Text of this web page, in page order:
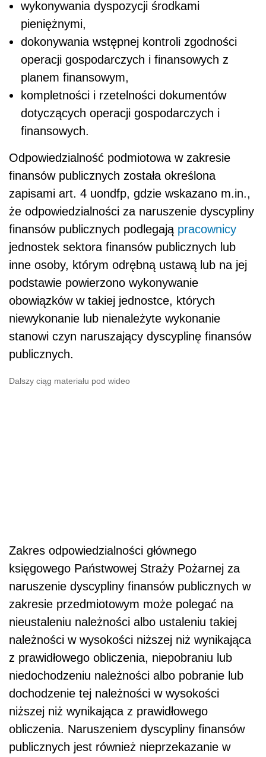
wykonywania dyspozycji środkami
pieniężnymi,
dokonywania wstępnej kontroli zgodności
operacji gospodarczych i finansowych z
planem finansowym,
kompletności i rzetelności dokumentów
dotyczących operacji gospodarczych i
finansowych.
Odpowiedzialność podmiotowa w zakresie
finansów publicznych została określona
zapisami art. 4 uondfp, gdzie wskazano m.in.,
że odpowiedzialności za naruszenie dyscypliny
finansów publicznych podlegają pracownicy
jednostek sektora finansów publicznych lub
inne osoby, którym odrębną ustawą lub na jej
podstawie powierzono wykonywanie
obowiązków w takiej jednostce, których
niewykonanie lub nienależyte wykonanie
stanowi czyn naruszający dyscyplinę finansów
publicznych.
Dalszy ciąg materiału pod wideo
Zakres odpowiedzialności głównego
księgowego Państwowej Straży Pożarnej za
naruszenie dyscypliny finansów publicznych w
zakresie przedmiotowym może polegać na
nieustaleniu należności albo ustaleniu takiej
należności w wysokości niższej niż wynikająca
z prawidłowego obliczenia, niepobraniu lub
niedochodzeniu należności albo pobranie lub
dochodzenie tej należności w wysokości
niższej niż wynikająca z prawidłowego
obliczenia. Naruszeniem dyscypliny finansów
publicznych jest również nieprzekazanie w